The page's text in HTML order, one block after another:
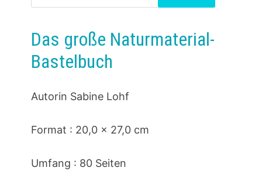
nach:
Das große Naturmaterial-
Bastelbuch
Autorin Sabine Lohf
Format : 20,0 x 27,0 cm
Umfang : 80 Seiten